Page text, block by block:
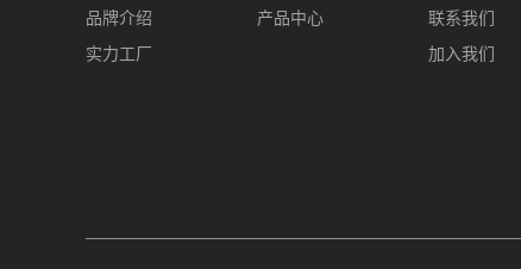
品牌介绍
实力工厂
产品中心
联系我们
加入我们